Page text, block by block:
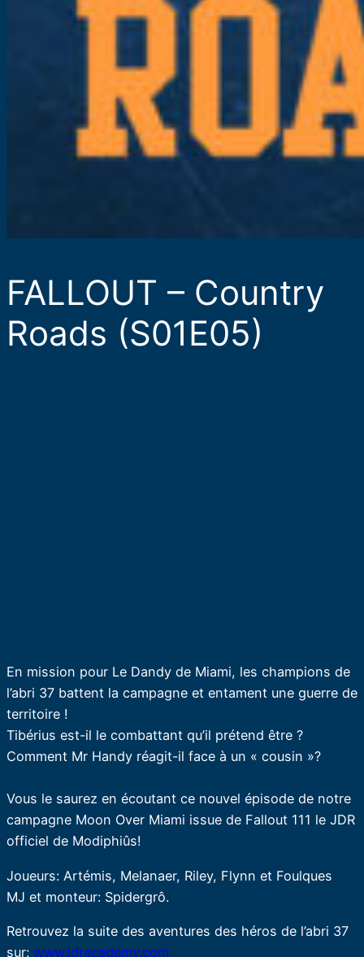
FALLOUT – Country
Roads (S01E05)
En mission pour Le Dandy de Miami, les champions de
l’abri 37 battent la campagne et entament une guerre de
territoire !
Tibérius est-il le combattant qu’il prétend être ?
Comment Mr Handy réagit-il face à un « cousin »?
Vous le saurez en écoutant ce nouvel épisode de notre
campagne Moon Over Miami issue de Fallout 111 le JDR
officiel de Modiphiûs!
Joueurs: Artémis, Melanaer, Riley, Flynn et Foulques
MJ et monteur: Spidergrô.
Retrouvez la suite des aventures des héros de l’abri 37
sur: www.jdracademy.com